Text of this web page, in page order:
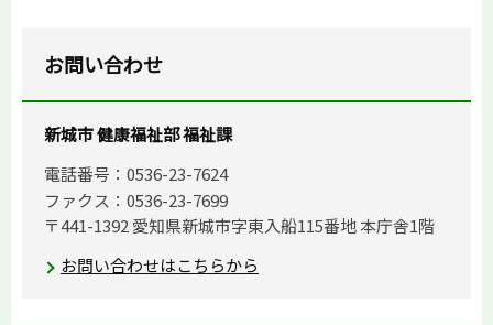
お問い合わせ
新城市 健康福祉部 福祉課
電話番号：0536-23-7624
ファクス：0536-23-7699
〒441-1392 愛知県新城市字東入船115番地 本庁舎1階
お問い合わせはこちらから